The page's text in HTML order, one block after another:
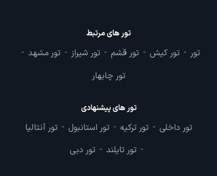
تور های مرتبط
تور - تور کیش - تور قشم - تور شیراز - تور مشهد -
تور چابهار
تور های پیشنهادی
تور داخلی - تور ترکیه - تور استانبول - تور آنتالیا
- تور تایلند - تور دبی